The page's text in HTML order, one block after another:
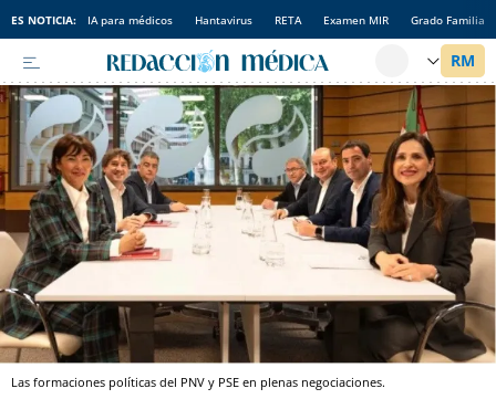
ES NOTICIA: IA para médicos Hantavirus RETA Examen MIR Grado Familia
Las formaciones políticas del PNV y PSE en plenas negociaciones.